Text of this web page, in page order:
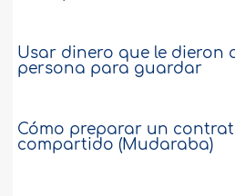
Usar dinero que le dieron
persona para guardar
Cómo preparar un
compartido (Mudaraba)